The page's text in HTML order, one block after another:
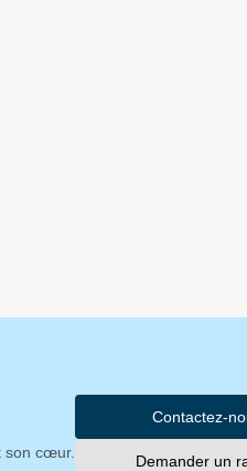
son cœur.
Contactez-
Demander un